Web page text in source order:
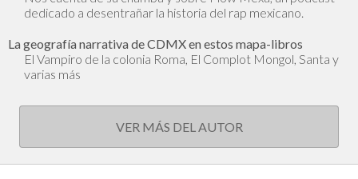
dedicado a desentrañar la historia del rap mexicano.
La geografía narrativa de CDMX en estos mapa-libros
El Vampiro de la colonia Roma, El Complot Mongol, Santa y
varias más
VER MÁS DEL AUTOR